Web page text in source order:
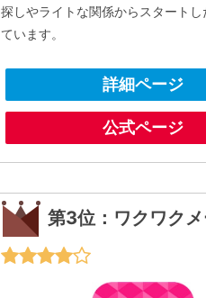
探しやライトな関係からスタート
ています。
詳細ページ
公式ページ
第3位：ワクワク